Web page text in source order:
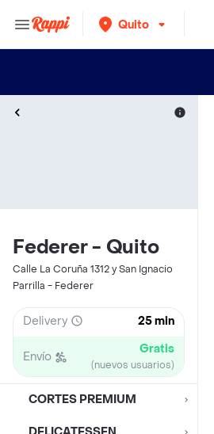
Quito
Federer - Quito
Calle La Coruña 1312 y San Ignacio
Parrilla - Federer
Delivery 25 min
Envío Gratis
(nuevos usuarios)
CORTES PREMIUM